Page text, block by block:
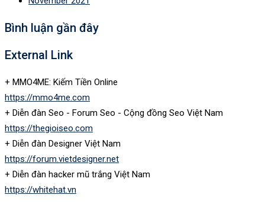
Bình luận gần đây
External Link
+ MMO4ME: Kiếm Tiền Online
https://mmo4me.com
+ Diễn đàn Seo - Forum Seo - Cộng đồng Seo Việt Nam
https://thegioiseo.com
+ Diễn đàn Designer Việt Nam
https://forum.vietdesigner.net
+ Diễn đàn hacker mũ trắng Việt Nam
https://whitehat.vn